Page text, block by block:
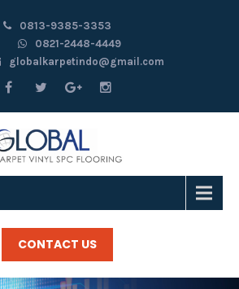
0813-9385-3353
0821-2448-4449
globalkarpetindo@gmail.com
CONTACT US